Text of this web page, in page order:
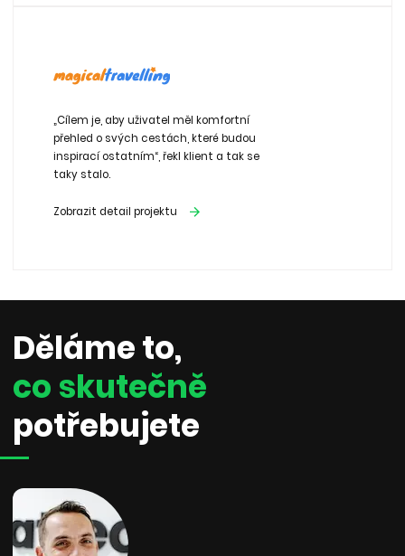
„Cílem je, aby uživatel měl komfortní
přehled o svých cestách, které budou
inspirací ostatním“, řekl klient a tak se
taky stalo.
Zobrazit detail projektu
Děláme to,
co skutečně
potřebujete